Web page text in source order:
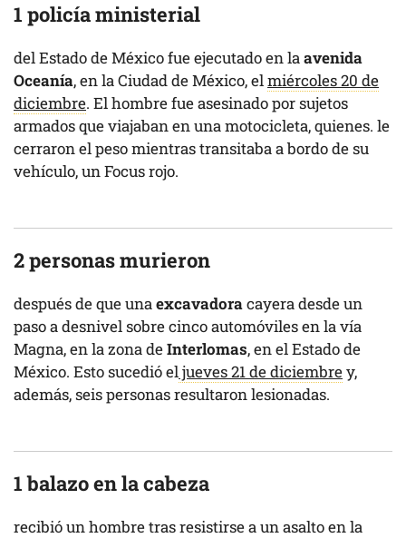
1 policía ministerial
del Estado de México fue ejecutado en laavenida
Oceanía, en la Ciudad de México, elmiércoles 20 de
diciembre. El hombre fue asesinado por sujetos
armados que viajaban en una motocicleta, quienes. le
cerraron el peso mientras transitaba a bordo de su
vehículo, un Focus rojo.
2 personas murieron
después de que unaexcavadoracayera desde un
paso a desnivel sobre cinco automóviles en la vía
Magna, en la zona deInterlomas, en el Estado de
México. Esto sucedió eljueves 21 de diciembrey,
además, seis personas resultaron lesionadas.
1 balazo en la cabeza
recibió un hombre tras resistirse a un asalto en la